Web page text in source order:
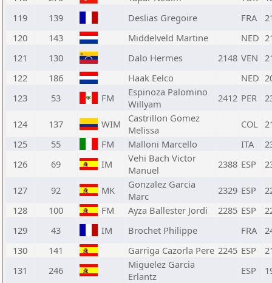
119
139 Deslias Gregoire FRA
120
143 Middelveld Martine NED
121
130 Dalo Hermes 2148 VEN
122
186 Haak Eelco NED
123
53 FM
Espinoza Palomino
Willyam
2412 PER
124 137 WIM
Castrillon Gomez
Melissa
COL
125
55 FM Malloni Marcello ITA
126
69 IM
Vehi Bach Victor
Manuel
2388 ESP
127 92 MK
Gonzalez Garcia
Marc
2329 ESP
128
100 FM Ayza Ballester Jordi 2285 ESP
129
43 IM Brochet Philippe FRA
130
141 Garriga Cazorla Pere 2245 ESP
131
246
Miguelez Garcia
Erlantz
ESP